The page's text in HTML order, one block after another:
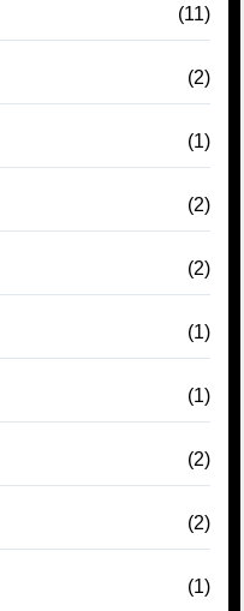
(11)
(2)
(1)
(2)
(2)
(1)
(1)
(2)
(2)
(1)